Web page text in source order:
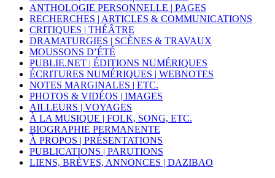
ANTHOLOGIE PERSONNELLE | PAGES
RECHERCHES | ARTICLES & COMMUNICATIONS
CRITIQUES | THÉÂTRE
DRAMATURGIES | SCÈNES & TRAVAUX
MOUSSONS D’ÉTÉ
PUBLIE.NET | ÉDITIONS NUMÉRIQUES
ÉCRITURES NUMÉRIQUES | WEBNOTES
NOTES MARGINALES | ETC.
PHOTOS & VIDÉOS | IMAGES
AILLEURS | VOYAGES
À LA MUSIQUE | FOLK, SONG, ETC.
BIOGRAPHIE PERMANENTE
À PROPOS | PRÉSENTATIONS
PUBLICATIONS | PARUTIONS
LIENS, BRÈVES, ANNONCES | DAZIBAO